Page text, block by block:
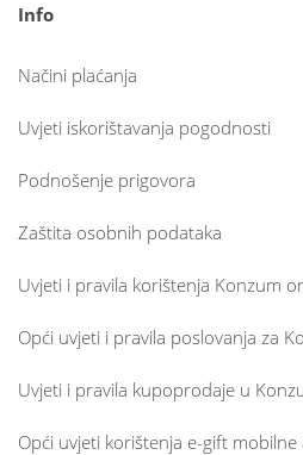
Info
Načini plaćanja
Uvjeti iskorištavanja pogodnosti
Podnošenje prigovora
Zaštita osobnih podataka
Uvjeti i pravila korištenja Konzum
Opći uvjeti i pravila poslovanja za
Uvjeti i pravila kupoprodaje u
Opći uvjeti korištenja e-gift mobilne